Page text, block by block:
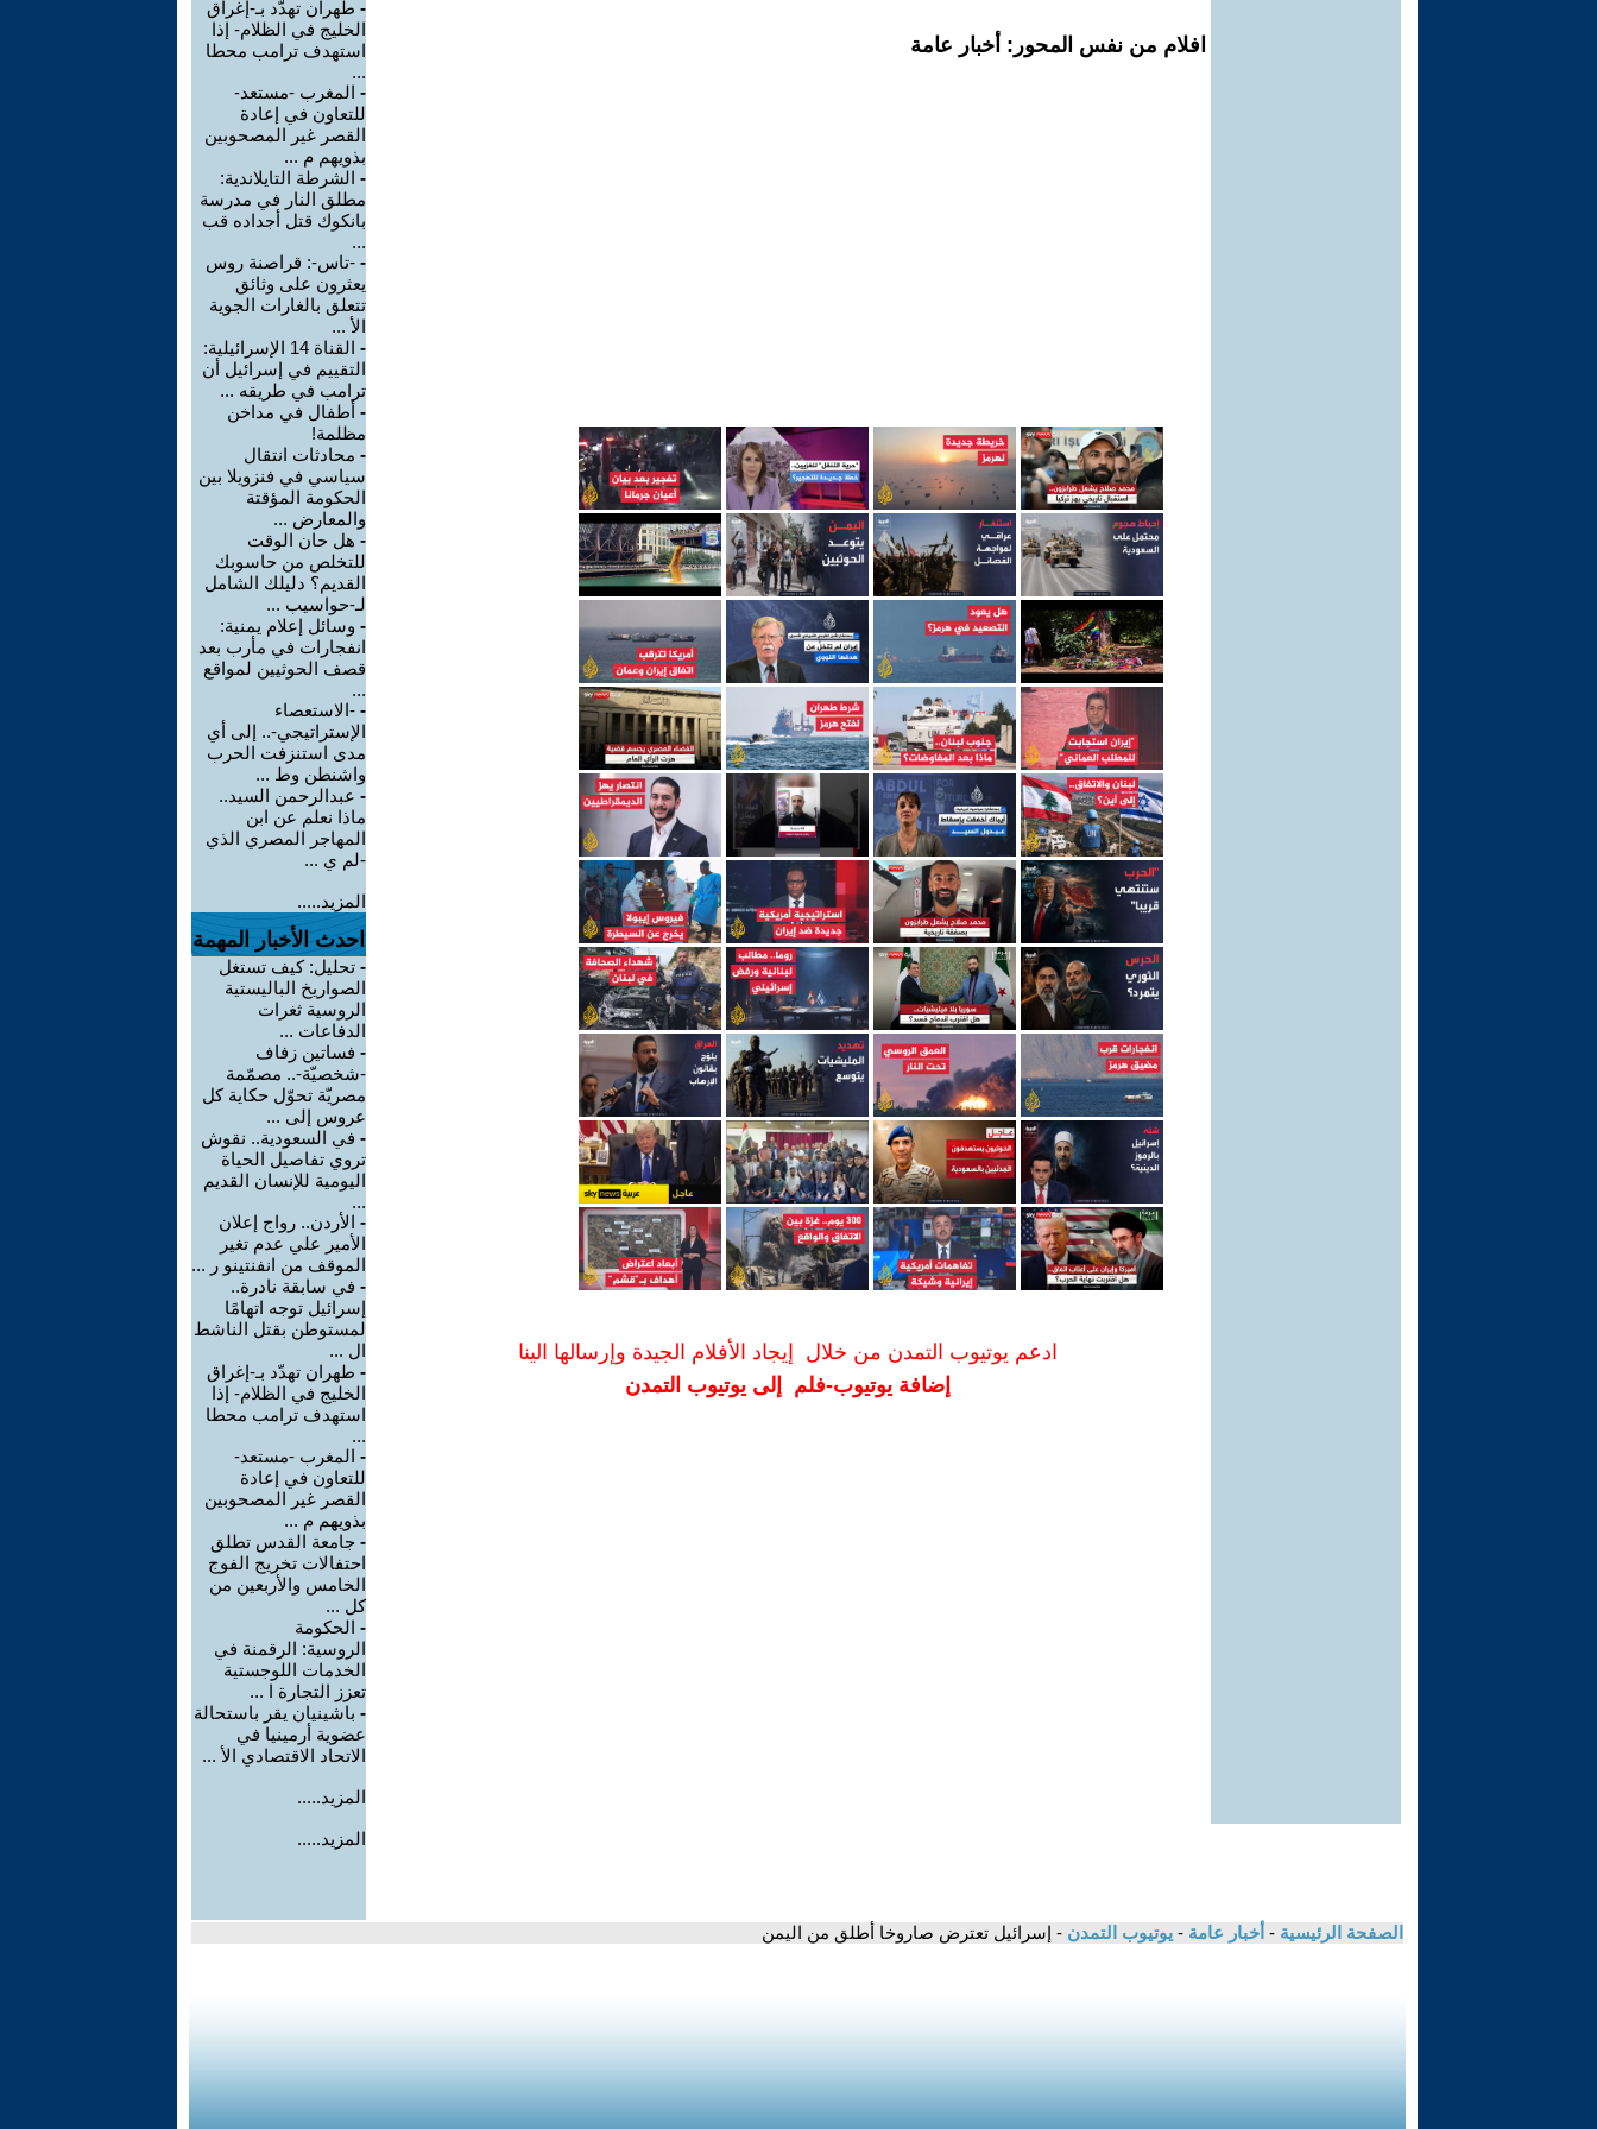
افلام من نفس المحور: أخبار عامة
ادعم يوتيوب التمدن من خلال إيجاد الأفلام الجيدة وإرسالها الينا
إضافة يوتيوب-فلم إلى يوتيوب التمدن
- طهران تهدّد بـ-إغراق
الخليج في الظلام- إذا
استهدف ترامب محطا
...
- المغرب -مستعد-
للتعاون في إعادة
القصر غير المصحوبين
بذويهم م ...
- الشرطة التايلاندية:
مطلق النار في مدرسة
بانكوك قتل أجداده قب
...
- -تاس-: قراصنة روس
يعثرون على وثائق
تتعلق بالغارات الجوية
الأ ...
-
القناة 14 الإسرائيلية:
التقييم في إسرائيل أن
ترامب في طريقه ...
- أطفال في مداخن
مظلمة!
- محادثات انتقال
سياسي في فنزويلا بين
الحكومة المؤقتة
والمعارض ...
- هل حان الوقت
للتخلص من حاسوبك
القديم؟ دليلك الشامل
لـ-حواسيب ...
- وسائل إعلام يمنية:
انفجارات في مأرب بعد
قصف الحوثيين لمواقع
...
- -الاستعصاء
الإستراتيجي-.. إلى أي
مدى استنزفت الحرب
واشنطن وط ...
- عبدالرحمن السيد..
ماذا نعلم عن ابن
المهاجر المصري الذي
-لم ي ...
المزيد.....
احدث الأخبار المهمة
- تحليل: كيف تستغل
الصواريخ الباليستية
الروسية ثغرات
الدفاعات ...
- فساتين زفاف
-شخصيّة-.. مصمّمة
مصريّة تحوّل حكاية كل
عروس إلى ...
- في السعودية.. نقوش
تروي تفاصيل الحياة
اليومية للإنسان القديم
...
- الأردن.. رواج إعلان
الأمير علي عدم تغير
الموقف من انفنتينو ر ...
- في سابقة نادرة..
إسرائيل توجه اتهامًا
لمستوطن بقتل الناشط
ال ...
- طهران تهدّد بـ-إغراق
الخليج في الظلام- إذا
استهدف ترامب محطا
...
- المغرب -مستعد-
للتعاون في إعادة
القصر غير المصحوبين
بذويهم م ...
- جامعة القدس تطلق
احتفالات تخريج الفوج
الخامس والأربعين من
كل ...
- الحكومة
الروسية: الرقمنة في
الخدمات اللوجستية
تعزز التجارة ا ...
- باشينيان يقر باستحالة
عضوية أرمينيا في
الاتحاد الاقتصادي الأ ...
المزيد.....
المزيد.....
الصفحة الرئيسية - أخبار عامة - يوتيوب التمدن - إسرائيل تعترض صاروخا أطلق من اليمن